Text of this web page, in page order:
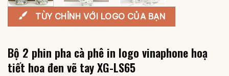
TÙY CHỈNH VỚI LOGO CỦA BẠN
Bộ 2 phin pha cà phê in logo vinaphone hoạ
tiết hoa đen vẽ tay XG-LS65